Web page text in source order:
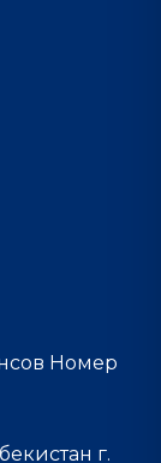
Номер
г.